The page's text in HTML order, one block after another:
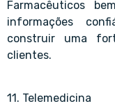
Farmacêuticos
informações
construir uma
clientes.
11. Telemedicina